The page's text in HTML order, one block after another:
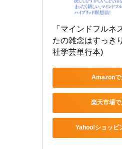
「マインドフルネ
たの雑念はすっき
社学芸単行本)
Amazonで
楽天市場で
Yahoo!ショッピ